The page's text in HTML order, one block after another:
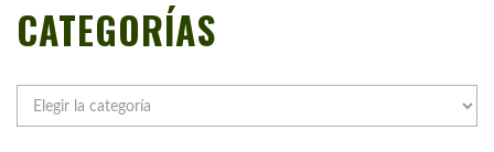
CATEGORÍAS